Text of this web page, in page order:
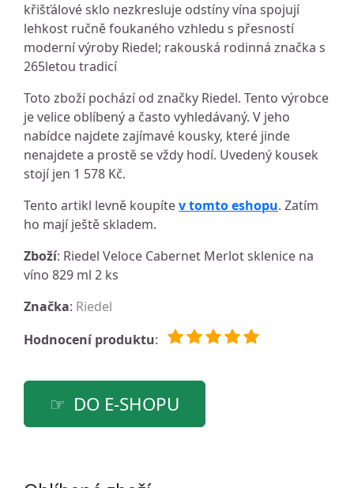
křišťálové sklo nezkresluje odstíny vína spojují
lehkost ručně foukaného vzhledu s přesností
moderní výroby Riedel; rakouská rodinná značka s
265letou tradicí
Toto zboží pochází od značky Riedel. Tento výrobce
je velice oblíbený a často vyhledávaný. V jeho
nabídce najdete zajímavé kousky, které jinde
nenajdete a prostě se vždy hodí. Uvedený kousek
stojí jen 1 578 Kč.
Tento artikl levně koupítev tomto eshopu. Zatím
ho mají ještě skladem.
Zboží: Riedel Veloce Cabernet Merlot sklenice na
víno 829 ml 2 ks
Značka: Riedel
Hodnocení produktu:
DO E-SHOPU